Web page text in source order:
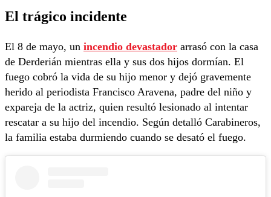
El trágico incidente
El 8 de mayo, un incendio devastador arrasó con la casa
de Derderián mientras ella y sus dos hijos dormían. El
fuego cobró la vida de su hijo menor y dejó gravemente
herido al periodista Francisco Aravena, padre del niño y
expareja de la actriz, quien resultó lesionado al intentar
rescatar a su hijo del incendio. Según detalló Carabineros,
la familia estaba durmiendo cuando se desató el fuego.